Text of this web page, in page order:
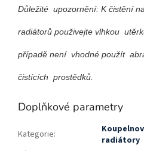
Důležité upozornění: K čistění
radiátorů použivejte vlhkou
případě není vhodné použít
čistících prostědků.
Doplňkové parametry
Kategorie:
radiátory